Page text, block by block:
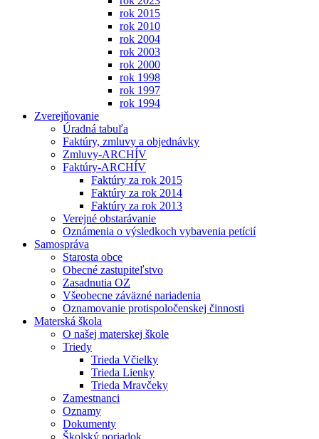
rok 2015
rok 2010
rok 2004
rok 2003
rok 2000
rok 1998
rok 1997
rok 1994
Zverejňovanie
Úradná tabuľa
Faktúry, zmluvy a objednávky
Zmluvy-ARCHÍV
Faktúry-ARCHÍV
Faktúry za rok 2015
Faktúry za rok 2014
Faktúry za rok 2013
Verejné obstarávanie
Oznámenia o výsledkoch vybavenia petícií
Samospráva
Starosta obce
Obecné zastupiteľstvo
Zasadnutia OZ
Všeobecne záväzné nariadenia
Oznamovanie protispoločenskej činnosti
Materská škola
O našej materskej škole
Triedy
Trieda Včielky
Trieda Lienky
Trieda Mravčeky
Zamestnanci
Oznamy
Dokumenty
Školský poriadok